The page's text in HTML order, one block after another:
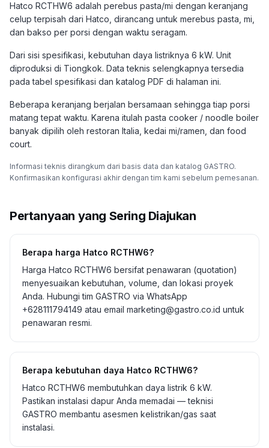
Hatco RCTHW6 adalah perebus pasta/mi dengan keranjang
celup terpisah dari Hatco, dirancang untuk merebus pasta, mi,
dan bakso per porsi dengan waktu seragam.
Dari sisi spesifikasi, kebutuhan daya listriknya 6 kW. Unit
diproduksi di Tiongkok. Data teknis selengkapnya tersedia
pada tabel spesifikasi dan katalog PDF di halaman ini.
Beberapa keranjang berjalan bersamaan sehingga tiap porsi
matang tepat waktu. Karena itulah pasta cooker / noodle boiler
banyak dipilih oleh restoran Italia, kedai mi/ramen, dan food
court.
Informasi teknis dirangkum dari basis data dan katalog GASTRO.
Konfirmasikan konfigurasi akhir dengan tim kami sebelum pemesanan.
Pertanyaan yang Sering Diajukan
Berapa harga Hatco RCTHW6?
Harga Hatco RCTHW6 bersifat penawaran (quotation)
menyesuaikan kebutuhan, volume, dan lokasi proyek
Anda. Hubungi tim GASTRO via WhatsApp
+628111794149 atau email marketing@gastro.co.id untuk
penawaran resmi.
Berapa kebutuhan daya Hatco RCTHW6?
Hatco RCTHW6 membutuhkan daya listrik 6 kW.
Pastikan instalasi dapur Anda memadai — teknisi
GASTRO membantu asesmen kelistrikan/gas saat
instalasi.